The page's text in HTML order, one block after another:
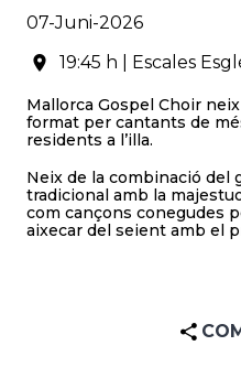
07-Juni-2026
19:45 h | Escales
Mallorca Gospel Choir
format per cantants de
residents a l’illa.
Neix de la combinació del
tradicional amb la
com cançons conegudes
aixecar del seient amb el